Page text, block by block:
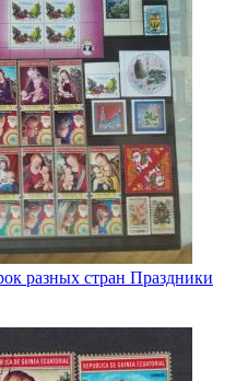
разных стран Праздники